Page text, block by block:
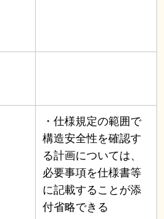
・仕様規定の範囲で
構造安全性を確認す
る計画については、
必要事項を仕様書等
に記載することが添
付省略できる